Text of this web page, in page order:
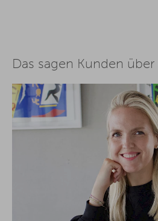
Das sagen Kunden über